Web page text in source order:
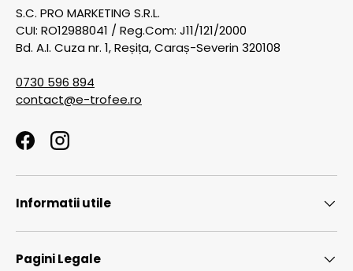
S.C. PRO MARKETING S.R.L.
CUI: RO12988041 / Reg.Com: J11/121/2000
Bd. A.I. Cuza nr. 1, Reșița, Caraș-Severin 320108
0730 596 894
contact@e-trofee.ro
FacebookInstagram
Informatii utile
Pagini Legale